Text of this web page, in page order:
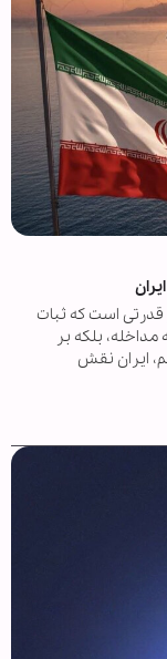
قدرتی است که ثبات
بلکه بر
ایران نقش